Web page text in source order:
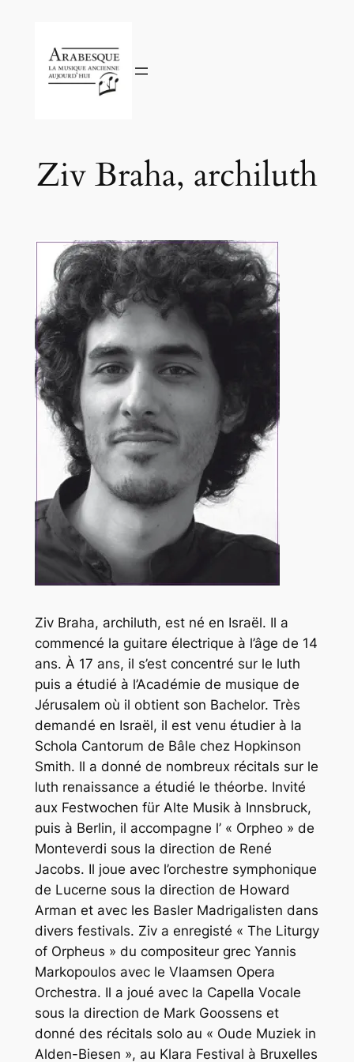
contenu
Ziv Braha, archiluth
Ziv Braha, archiluth, est né en Israël. Il a
commencé la guitare électrique à l’âge de 14
ans. À 17 ans, il s’est concentré sur le luth
puis a étudié à l’Académie de musique de
Jérusalem où il obtient son Bachelor. Très
demandé en Israël, il est venu étudier à la
Schola Cantorum de Bâle chez Hopkinson
Smith. Il a donné de nombreux récitals sur le
luth renaissance a étudié le théorbe. Invité
aux Festwochen für Alte Musik à Innsbruck,
puis à Berlin, il accompagne l’ « Orpheo » de
Monteverdi sous la direction de René
Jacobs. Il joue avec l’orchestre symphonique
de Lucerne sous la direction de Howard
Arman et avec les Basler Madrigalisten dans
divers festivals. Ziv a enregisté « The Liturgy
of Orpheus » du compositeur grec Yannis
Markopoulos avec le Vlaamsen Opera
Orchestra. Il a joué avec la Capella Vocale
sous la direction de Mark Goossens et
donné des récitals solo au « Oude Muziek in
Alden-Biesen », au Klara Festival à Bruxelles